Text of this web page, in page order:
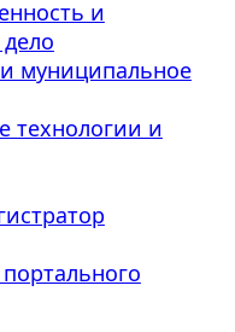
и
и муниципальное
и